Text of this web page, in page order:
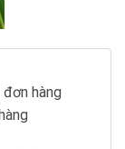
hàng